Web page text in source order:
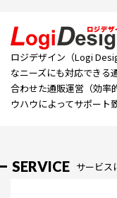
ロジデザイン（Logi
なニーズにも対応できる
合わせた通販運営（効率
ウハウによってサポート
SERVICE サービス